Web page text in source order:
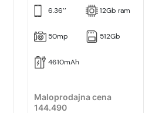
6.36’’ 12Gb ram
50mp 512Gb
4610mAh
Maloprodajna cena
144.490